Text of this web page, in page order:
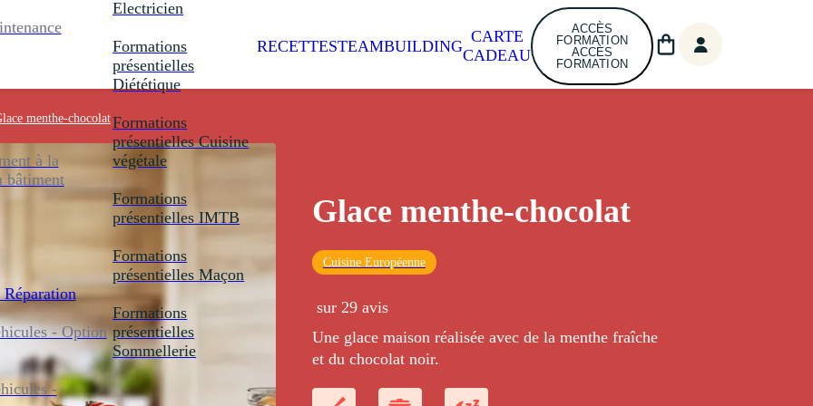
à la
bâtiment
- Option
-
Electricien
Formations
présentielles
Diététique
Formations
présentielles Cuisine
végétale
Formations
présentielles IMTB
Formations
présentielles Maçon
Formations
présentielles
Sommellerie
RECETTESTEAMBUILDING
CARTE
CADEAU
ACCÈS
FORMATION
ACCÈS
FORMATION
menthe-chocolat
Glace menthe-chocolat
Cuisine Européenne
sur 29 avis
Une glace maison réalisée avec de la menthe fraîche
et du chocolat noir.